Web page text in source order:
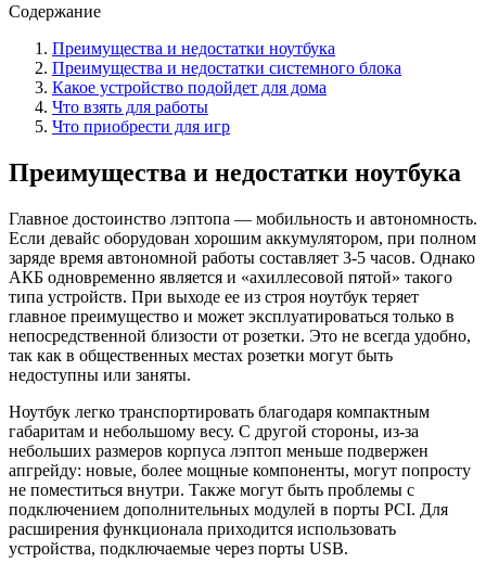
Содержание
Преимущества и недостатки ноутбука
Преимущества и недостатки системного блока
Какое устройство подойдет для дома
Что взять для работы
Что приобрести для игр
Преимущества и недостатки ноутбука
Главное достоинство лэптопа — мобильность и автономность.
Если девайс оборудован хорошим аккумулятором, при полном
заряде время автономной работы составляет 3-5 часов. Однако
АКБ одновременно является и «ахиллесовой пятой» такого
типа устройств. При выходе ее из строя ноутбук теряет
главное преимущество и может эксплуатироваться только в
непосредственной близости от розетки. Это не всегда удобно,
так как в общественных местах розетки могут быть
недоступны или заняты.
Ноутбук легко транспортировать благодаря компактным
габаритам и небольшому весу. С другой стороны, из-за
небольших размеров корпуса лэптоп меньше подвержен
апгрейду: новые, более мощные компоненты, могут попросту
не поместиться внутри. Также могут быть проблемы с
подключением дополнительных модулей в порты PCI. Для
расширения функционала приходится использовать
устройства, подключаемые через порты USB.